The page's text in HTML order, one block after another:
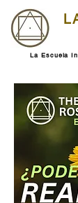
La Escuela